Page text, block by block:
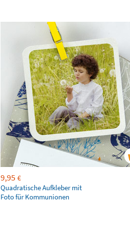
9,95 €
Quadratische Aufkleber mit
Foto für Kommunionen